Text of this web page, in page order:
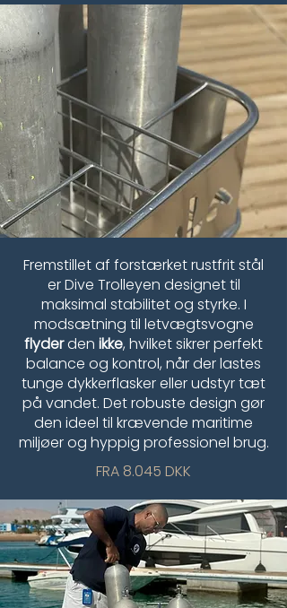
Fremstillet af forstærket rustfrit stål
er Dive Trolleyen designet til
maksimal stabilitet og styrke. I
modsætning til letvægtsvogne
flyderden ikke, hvilket sikrer perfekt
balance og kontrol, når der lastes
tunge dykkerflasker eller udstyr tæt
på vandet. Det robuste design gør
den ideel til krævende maritime
miljøer og hyppig professionel brug.
FRA 8.045 DKK